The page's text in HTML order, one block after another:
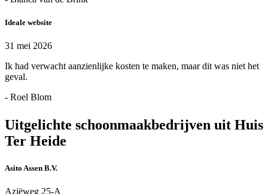
Ideale website
31 mei 2026
Ik had verwacht aanzienlijke kosten te maken, maar dit was niet het
geval.
- Roel Blom
Uitgelichte schoonmaakbedrijven uit Huis
Ter Heide
Asito Assen B.V.
Aziëweg 25-A